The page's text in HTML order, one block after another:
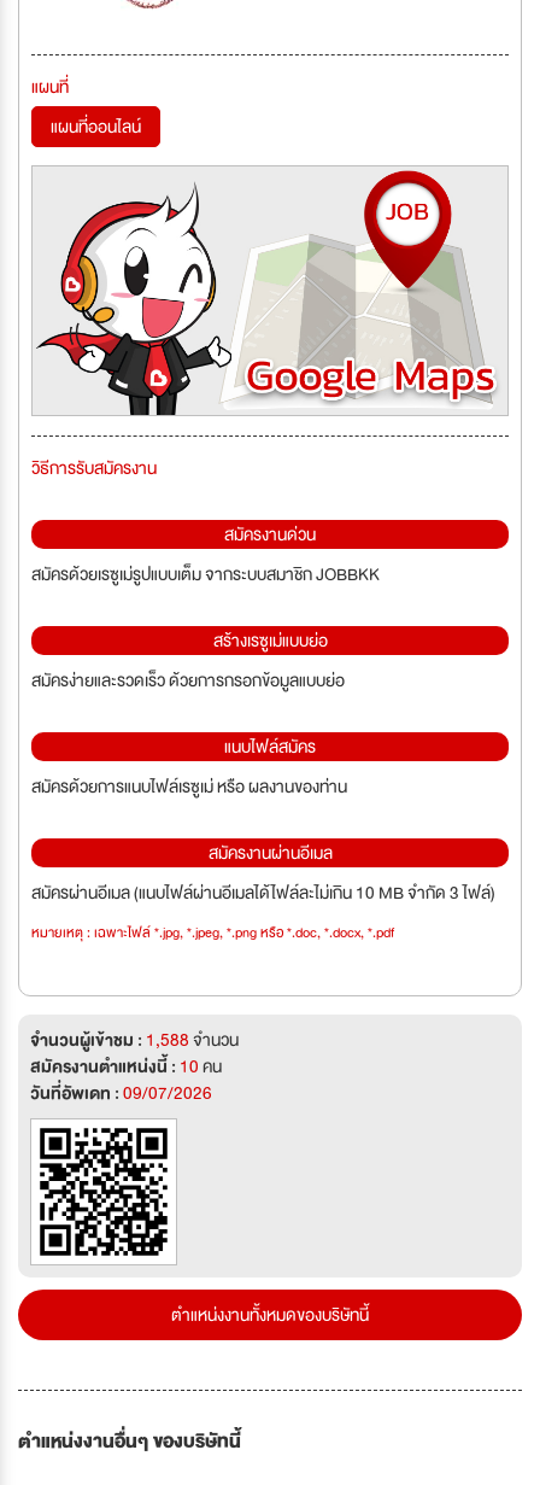
แผนที่
แผนที่ออนไลน์
วิธีการรับสมัครงาน
สมัครงานด่วน
สมัครด้วยเรซูเม่รูปแบบเต็ม จากระบบสมาชิก JOBBKK
สร้างเรซูเม่แบบย่อ
สมัครง่ายและรวดเร็ว ด้วยการกรอกข้อมูลแบบย่อ
แนบไฟล์สมัคร
สมัครด้วยการแนบไฟล์เรซูเม่ หรือ ผลงานของท่าน
สมัครงานผ่านอีเมล
สมัครผ่านอีเมล (แนบไฟล์ผ่านอีเมลได้ไฟล์ละไม่เกิน 10 MB จำกัด 3 ไฟล์)
หมายเหตุ : เฉพาะไฟล์ *.jpg, *.jpeg, *.png หรือ *.doc, *.docx, *.pdf
จำนวนผู้เข้าชม : 1,588จำนวน
สมัครงานตำแหน่งนี้ : 10คน
วันที่อัพเดท :09/07/2026
ตำแหน่งงานทั้งหมดของบริษัทนี้
ตำแหน่งงานอื่นๆ ของบริษัทนี้